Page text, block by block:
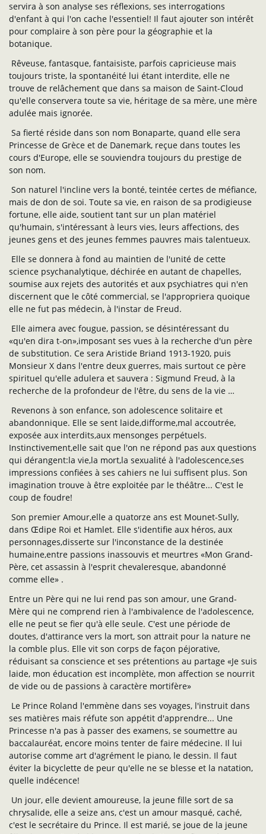
servira à son analyse ses réflexions, ses interrogations
d'enfant à qui l'on cache l'essentiel! Il faut ajouter son intérêt
pour complaire à son père pour la géographie et la
botanique.
Rêveuse, fantasque, fantaisiste, parfois capricieuse mais
toujours triste, la spontanéité lui étant interdite, elle ne
trouve de relâchement que dans sa maison de Saint-Cloud
qu'elle conservera toute sa vie, héritage de sa mère, une mère
adulée mais ignorée.
Sa fierté réside dans son nom Bonaparte, quand elle sera
Princesse de Grèce et de Danemark, reçue dans toutes les
cours d'Europe, elle se souviendra toujours du prestige de
son nom.
Son naturel l'incline vers la bonté, teintée certes de méfiance,
mais de don de soi. Toute sa vie, en raison de sa prodigieuse
fortune, elle aide, soutient tant sur un plan matériel
qu'humain, s'intéressant à leurs vies, leurs affections, des
jeunes gens et des jeunes femmes pauvres mais talentueux.
Elle se donnera à fond au maintien de l'unité de cette
science psychanalytique, déchirée en autant de chapelles,
soumise aux rejets des autorités et aux psychiatres qui n'en
discernent que le côté commercial, se l'appropriera quoique
elle ne fut pas médecin, à l'instar de Freud.
Elle aimera avec fougue, passion, se désintéressant du
«qu'en dira t-on»,imposant ses vues à la recherche d'un père
de substitution. Ce sera Aristide Briand 1913-1920, puis
Monsieur X dans l'entre deux guerres, mais surtout ce père
spirituel qu'elle adulera et sauvera : Sigmund Freud, à la
recherche de la profondeur de l'être, du sens de la vie …
Revenons à son enfance, son adolescence solitaire et
abandonnique. Elle se sent laide,difforme,mal accoutrée,
exposée aux interdits,aux mensonges perpétuels.
Instinctivement,elle sait que l'on ne répond pas aux questions
qui dérangent:la vie,la mort,la sexualité à l'adolescence,ses
impressions confiées à ses cahiers ne lui suffisent plus. Son
imagination trouve à être exploitée par le théâtre... C'est le
coup de foudre!
Son premier Amour,elle a quatorze ans est Mounet-Sully,
dans Œdipe Roi et Hamlet. Elle s'identifie aux héros, aux
personnages,disserte sur l'inconstance de la destinée
humaine,entre passions inassouvis et meurtres «Mon Grand-
Père, cet assassin à l'esprit chevaleresque, abandonné
comme elle» .
Entre un Père qui ne lui rend pas son amour, une Grand-
Mère qui ne comprend rien à l'ambivalence de l'adolescence,
elle ne peut se fier qu'à elle seule. C'est une période de
doutes, d'attirance vers la mort, son attrait pour la nature ne
la comble plus. Elle vit son corps de façon péjorative,
réduisant sa conscience et ses prétentions au partage «Je suis
laide, mon éducation est incomplète, mon affection se nourrit
de vide ou de passions à caractère mortifère»
Le Prince Roland l'emmène dans ses voyages, l'instruit dans
ses matières mais réfute son appétit d'apprendre... Une
Princesse n'a pas à passer des examens, se soumettre au
baccalauréat, encore moins tenter de faire médecine. Il lui
autorise comme art d'agrément le piano, le dessin. Il faut
éviter la bicyclette de peur qu'elle ne se blesse et la natation,
quelle indécence!
Un jour, elle devient amoureuse, la jeune fille sort de sa
chrysalide, elle a seize ans, c'est un amour masqué, caché,
c'est le secrétaire du Prince. Il est marié, se joue de la jeune